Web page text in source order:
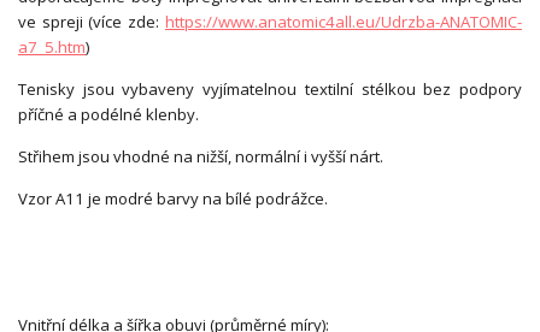
ve spreji (více zde: https://www.anatomic4all.eu/Udrzba-ANATOMIC-
a7_5.htm)
Tenisky jsou vybaveny vyjímatelnou textilní stélkou bez podpory
příčné a podélné klenby.
Střihem jsou vhodné na nižší, normální i vyšší nárt.
Vzor A11 je modré barvy na bílé podrážce.
Vnitřní délka a šířka obuvi (průměrné míry):